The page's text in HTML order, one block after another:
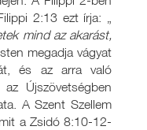
2:13 ezt írja: „
mind az akarást,
megadja vágyat
és az arra való
Újszövetségben
A Szent Szellem
a Zsidó 8:10-12-